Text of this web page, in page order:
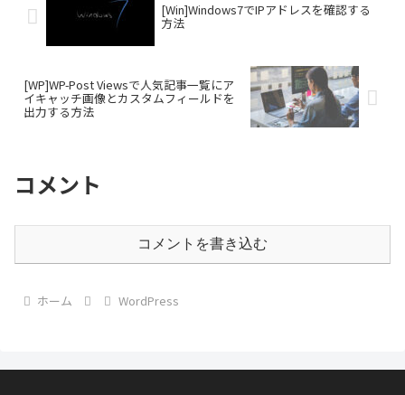
[Win]Windows7でIPアドレスを確認する
方法
[WP]WP-Post Viewsで人気記事一覧にア
イキャッチ画像とカスタムフィールドを
出力する方法
コメント
コメントを書き込む
ホーム WordPress